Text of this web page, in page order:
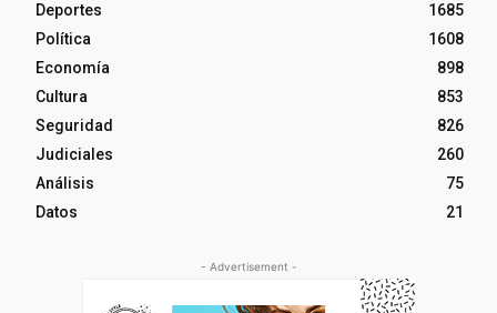
Deportes
1685
Política
1608
Economía
898
Cultura
853
Seguridad
826
Judiciales
260
Análisis
75
Datos
21
- Advertisement -